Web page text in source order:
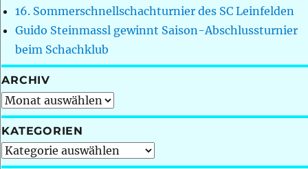
16. Sommerschnellschachturnier des SC Leinfelden
Guido Steinmassl gewinnt Saison-Abschlussturnier
beim Schachklub
ARCHIV
Archiv
KATEGORIEN
Kategorien